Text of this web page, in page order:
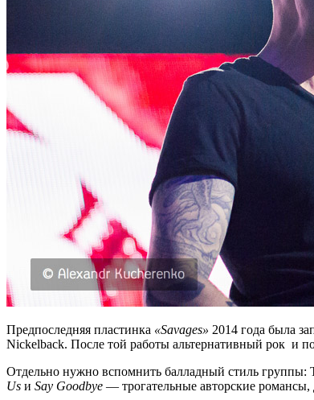
Предпоследняя пластинка «Savages» 2014 года была
Nickelback. После той работы альтернативный рок и
Отдельно нужно вспомнить балладный стиль группы:
Us и Say Goodbye — трогательные авторские романсы,